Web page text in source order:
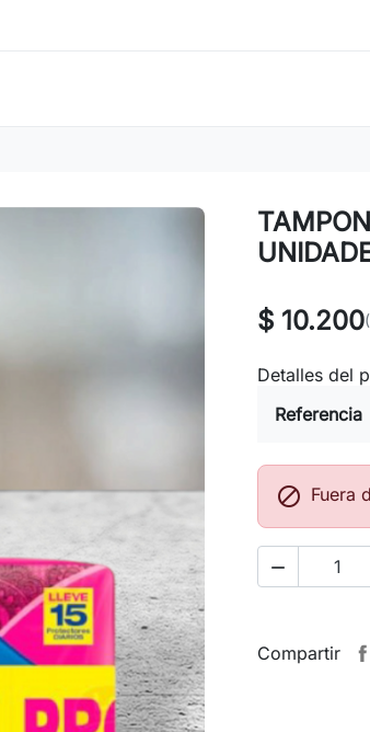
$ 10.200
Detalles del
Referencia
 Fuera

Compartir